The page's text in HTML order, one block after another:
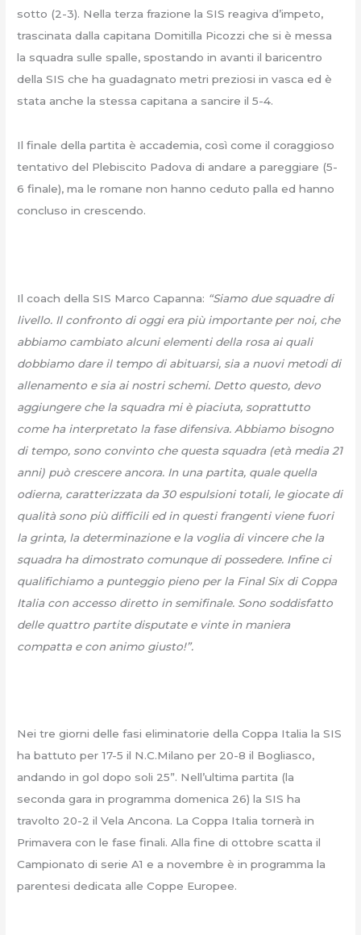
sotto (2-3). Nella terza frazione la SIS reagiva d’impeto,
trascinata dalla capitana Domitilla Picozzi che si è messa
la squadra sulle spalle, spostando in avanti il baricentro
della SIS che ha guadagnato metri preziosi in vasca ed è
stata anche la stessa capitana a sancire il 5-4.
Il finale della partita è accademia, così come il coraggioso
tentativo del Plebiscito Padova di andare a pareggiare (5-
6 finale), ma le romane non hanno ceduto palla ed hanno
concluso in crescendo.
Il coach della SIS Marco Capanna: “Siamo due squadre di
livello. Il confronto di oggi era più importante per noi, che
abbiamo cambiato alcuni elementi della rosa ai quali
dobbiamo dare il tempo di abituarsi, sia a nuovi metodi di
allenamento e sia ai nostri schemi. Detto questo, devo
aggiungere che la squadra mi è piaciuta, soprattutto
come ha interpretato la fase difensiva. Abbiamo bisogno
di tempo, sono convinto che questa squadra (età media 21
anni) può crescere ancora. In una partita, quale quella
odierna, caratterizzata da 30 espulsioni totali, le giocate di
qualità sono più difficili ed in questi frangenti viene fuori
la grinta, la determinazione e la voglia di vincere che la
squadra ha dimostrato comunque di possedere. Infine ci
qualifichiamo a punteggio pieno per la Final Six di Coppa
Italia con accesso diretto in semifinale. Sono soddisfatto
delle quattro partite disputate e vinte in maniera
compatta e con animo giusto!”.
Nei tre giorni delle fasi eliminatorie della Coppa Italia la SIS
ha battuto per 17-5 il N.C.Milano per 20-8 il Bogliasco,
andando in gol dopo soli 25”. Nell’ultima partita (la
seconda gara in programma domenica 26) la SIS ha
travolto 20-2 il Vela Ancona. La Coppa Italia tornerà in
Primavera con le fase finali. Alla fine di ottobre scatta il
Campionato di serie A1 e a novembre è in programma la
parentesi dedicata alle Coppe Europee.